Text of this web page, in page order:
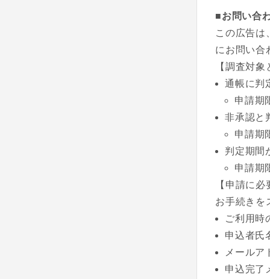
■お問い合
この広告は
にお問い合
【調査対
通帳に判
申請期
非承認と
申請期
判定期間
申請期
【申請に
お手続きを
ご利用時
申込者氏
メールア
申込完了